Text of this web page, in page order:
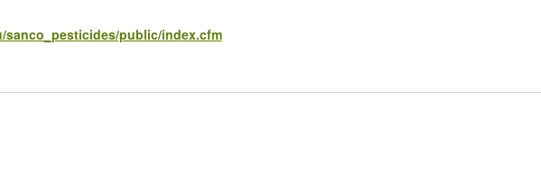
sanco_pesticides/public/index.cfm